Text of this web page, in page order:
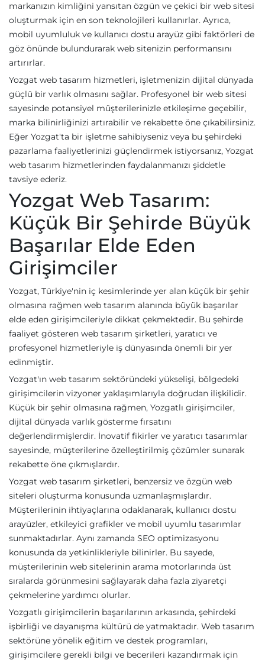
markanızın kimliğini yansıtan özgün ve çekici bir web sitesi
oluşturmak için en son teknolojileri kullanırlar. Ayrıca,
mobil uyumluluk ve kullanıcı dostu arayüz gibi faktörleri de
göz önünde bulundurarak web sitenizin performansını
artırırlar.
Yozgat web tasarım hizmetleri, işletmenizin dijital dünyada
güçlü bir varlık olmasını sağlar. Profesyonel bir web sitesi
sayesinde potansiyel müşterilerinizle etkileşime geçebilir,
marka bilinirliğinizi artırabilir ve rekabette öne çıkabilirsiniz.
Eğer Yozgat'ta bir işletme sahibiyseniz veya bu şehirdeki
pazarlama faaliyetlerinizi güçlendirmek istiyorsanız, Yozgat
web tasarım hizmetlerinden faydalanmanızı şiddetle
tavsiye ederiz.
Yozgat Web Tasarım:
Küçük Bir Şehirde Büyük
Başarılar Elde Eden
Girişimciler
Yozgat, Türkiye'nin iç kesimlerinde yer alan küçük bir şehir
olmasına rağmen web tasarım alanında büyük başarılar
elde eden girişimcileriyle dikkat çekmektedir. Bu şehirde
faaliyet gösteren web tasarım şirketleri, yaratıcı ve
profesyonel hizmetleriyle iş dünyasında önemli bir yer
edinmiştir.
Yozgat'ın web tasarım sektöründeki yükselişi, bölgedeki
girişimcilerin vizyoner yaklaşımlarıyla doğrudan ilişkilidir.
Küçük bir şehir olmasına rağmen, Yozgatlı girişimciler,
dijital dünyada varlık gösterme fırsatını
değerlendirmişlerdir. İnovatif fikirler ve yaratıcı tasarımlar
sayesinde, müşterilerine özelleştirilmiş çözümler sunarak
rekabette öne çıkmışlardır.
Yozgat web tasarım şirketleri, benzersiz ve özgün web
siteleri oluşturma konusunda uzmanlaşmışlardır.
Müşterilerinin ihtiyaçlarına odaklanarak, kullanıcı dostu
arayüzler, etkileyici grafikler ve mobil uyumlu tasarımlar
sunmaktadırlar. Aynı zamanda SEO optimizasyonu
konusunda da yetkinlikleriyle bilinirler. Bu sayede,
müşterilerinin web sitelerinin arama motorlarında üst
sıralarda görünmesini sağlayarak daha fazla ziyaretçi
çekmelerine yardımcı olurlar.
Yozgatlı girişimcilerin başarılarının arkasında, şehirdeki
işbirliği ve dayanışma kültürü de yatmaktadır. Web tasarım
sektörüne yönelik eğitim ve destek programları,
girişimcilere gerekli bilgi ve becerileri kazandırmak için